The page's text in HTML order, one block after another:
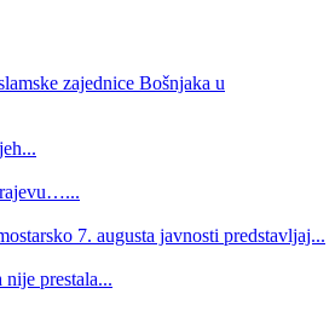
zajednice Bošnjaka u
7. augusta javnosti predstavljaj...
nije prestala...